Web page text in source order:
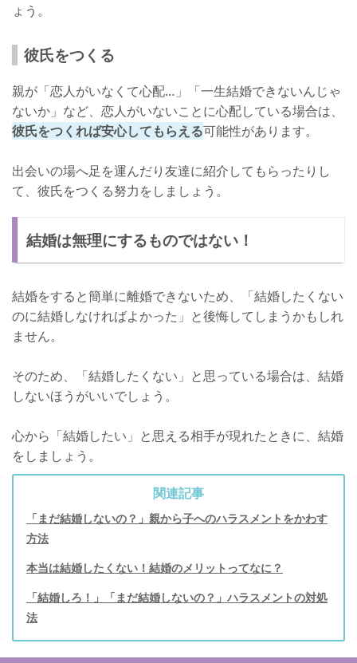
ょう。
彼氏をつくる
親が「恋人がいなくて心配…」「一生結婚できないんじゃ
ないか」など、恋人がいないことに心配している場合は、
彼氏をつくれば安心してもらえる可能性があります。
出会いの場へ足を運んだり友達に紹介してもらったりし
て、彼氏をつくる努力をしましょう。
結婚は無理にするものではない！
結婚をすると簡単に離婚できないため、「結婚したくない
のに結婚しなければよかった」と後悔してしまうかもしれ
ません。
そのため、「結婚したくない」と思っている場合は、結婚
しないほうがいいでしょう。
心から「結婚したい」と思える相手が現れたときに、結婚
をしましょう。
関連記事
「まだ結婚しないの？」親から子へのハラスメントをかわす
方法
本当は結婚したくない！結婚のメリットってなに？
「結婚しろ！」「まだ結婚しないの？」ハラスメントの対処
法